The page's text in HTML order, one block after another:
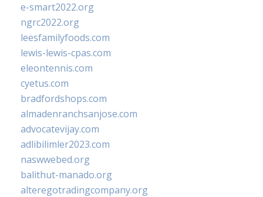
e-smart2022.org
ngrc2022.org
leesfamilyfoods.com
lewis-lewis-cpas.com
eleontennis.com
cyetus.com
bradfordshops.com
almadenranchsanjose.com
advocatevijay.com
adlibilimler2023.com
naswwebed.org
balithut-manado.org
alteregotradingcompany.org